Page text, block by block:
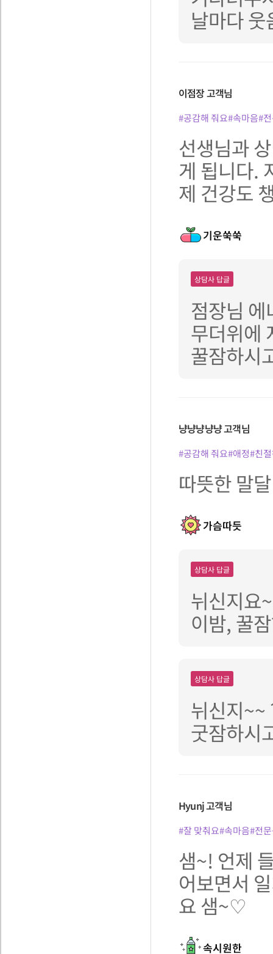
날마다
이점장고객님
#공감해 줘요#속마음#
선생님과
게 됩니다.
제 건강도
기운쑥쑥
상담사 답글
점장님
무더위에
꿀잠하시
냥냥냥냥냥고객님
#공감해 줘요#애정#친
따뜻한 말
가슴따듯
상담사 답글
뉘신지요
이밤, 꿀
상담사 답글
뉘신지~~
굿잠하시
Hyunj고객님
#잘 맞춰요#속마음#전
샘~! 언제
어보면서
요 샘~♡
속시원한